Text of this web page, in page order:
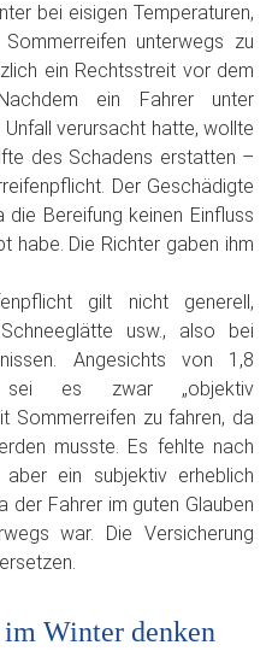
bei eisigen Temperaturen,
unterwegs zu
ein Rechtsstreit vor dem
ein Fahrer unter
verursacht hatte, wollte
des Schadens erstatten –
Der Geschädigte
Bereifung keinen Einfluss
habe. Die Richter gaben ihm
gilt nicht generell,
usw., also bei
Angesichts von 1,8
sei es zwar „objektiv
Sommerreifen zu fahren, da
musste. Es fehlte nach
ein subjektiv erheblich
der Fahrer im guten Glauben
war. Die Versicherung
Winter denken